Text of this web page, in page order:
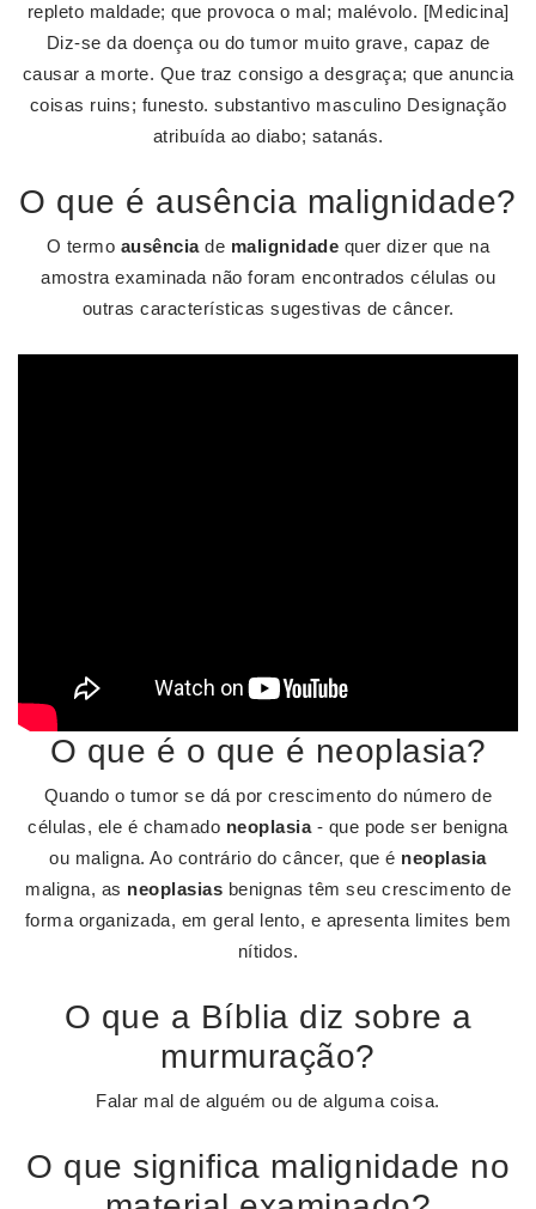
repleto maldade; que provoca o mal; malévolo. [Medicina]
Diz-se da doença ou do tumor muito grave, capaz de
causar a morte. Que traz consigo a desgraça; que anuncia
coisas ruins; funesto. substantivo masculino Designação
atribuída ao diabo; satanás.
O que é ausência malignidade?
O termo ausênciade malignidade quer dizer que na
amostra examinada não foram encontrados células ou
outras características sugestivas de câncer.
O que é o que é neoplasia?
Quando o tumor se dá por crescimento do número de
células, ele é chamado neoplasia- que pode ser benigna
ou maligna. Ao contrário do câncer, que é neoplasia
maligna, as neoplasias benignas têm seu crescimento de
forma organizada, em geral lento, e apresenta limites bem
nítidos.
O que a Bíblia diz sobre a
murmuração?
Falar mal de alguém ou de alguma coisa.
O que significa malignidade no